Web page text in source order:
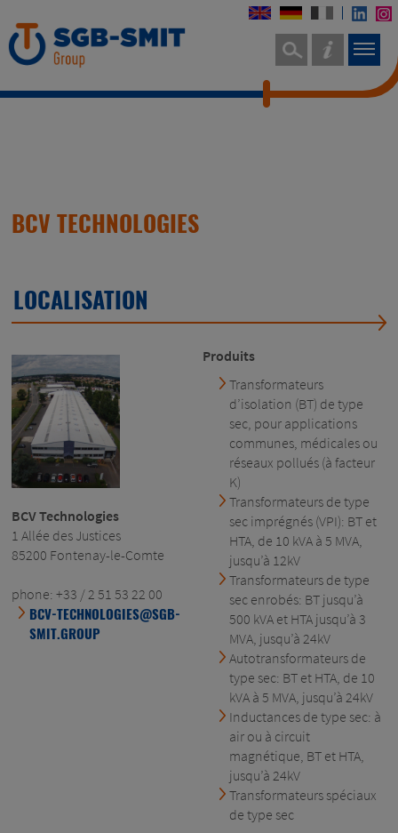
BCV TECHNOLOGIES
LOCALISATION
BCV Technologies
1 Allée des Justices
85200 Fontenay-le-Comte
phone: +33 / 2 51 53 22 00
BCV-TECHNOLOGIES@SGB-
SMIT.GROUP
Produits
Transformateurs
d’isolation (BT) de type
sec, pour applications
communes, médicales ou
réseaux pollués (à facteur
K)
Transformateurs de type
sec imprégnés (VPI): BT et
HTA, de 10 kVA à 5 MVA,
jusqu’à 12kV
Transformateurs de type
sec enrobés: BT jusqu’à
500 kVA et HTA jusqu’à 3
MVA, jusqu’à 24kV
Autotransformateurs de
type sec: BT et HTA, de 10
kVA à 5 MVA, jusqu’à 24kV
Inductances de type sec: à
air ou à circuit
magnétique, BT et HTA,
jusqu’à 24kV
Transformateurs spéciaux
de type sec